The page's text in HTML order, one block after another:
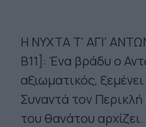
Η ΝΥΧΤΑ Τ' ΑΓΙ'
Β11]: Ένα βράδυ ο
αξιωματικός,
Συναντά τον
του θανάτου